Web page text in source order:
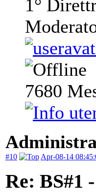
1°
7680
#10 Apr-08-14
Re: BS#1